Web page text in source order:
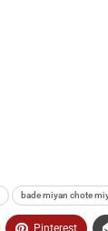
bade miyan chote
Pinterest